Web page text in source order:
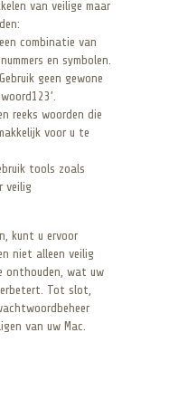
van veilige maar
combinatie van
en symbolen.
geen gewone
reeks woorden die
voor u te
tools zoals
veilig
kunt u ervoor
niet alleen veilig
onthouden, wat uw
Tot slot,
van uw Mac.